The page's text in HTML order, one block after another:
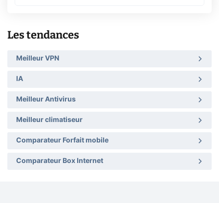
Les tendances
Meilleur VPN
IA
Meilleur Antivirus
Meilleur climatiseur
Comparateur Forfait mobile
Comparateur Box Internet